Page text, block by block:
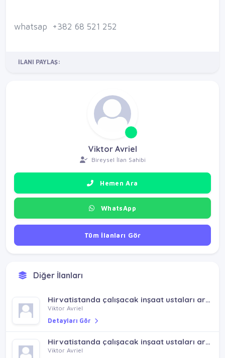
whatsap +382 68 521 252
İLANI PAYLAŞ:
Viktor Avriel
Bireysel İlan Sahibi
Hemen Ara
WhatsApp
Tüm İlanları Gör
Diğer İlanları
Hirvatistanda çalışacak inşaat ustaları aranıyor
Viktor Avriel
Detayları Gör
Hirvatistanda çalışacak inşaat ustaları aranıyor
Viktor Avriel